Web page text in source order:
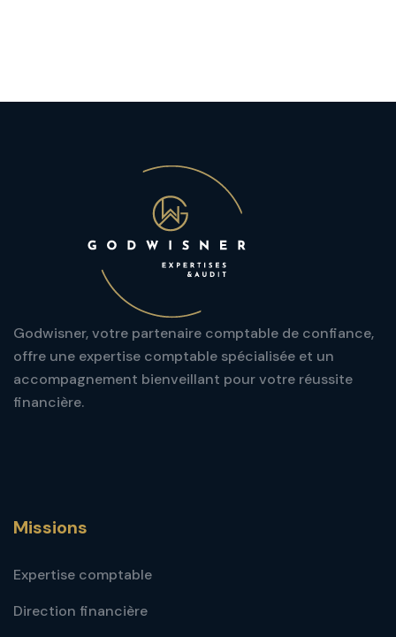
Godwisner, votre partenaire comptable de confiance,
offre une expertise comptable spécialisée et un
accompagnement bienveillant pour votre réussite
financière.
Missions
Expertise comptable
Direction financière